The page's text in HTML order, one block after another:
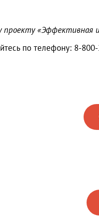
проекту «Эффективная
по телефону: 8-